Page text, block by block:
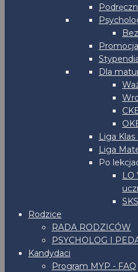
Dla
Liga
Liga
Po
LO
SKS
Rodzice
RADA RODZICÓW
PSYCHOLOG I
Kandydaci
Program MYP - FAQ